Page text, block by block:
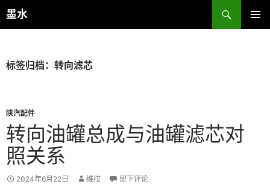
跳
至
墨水
搜
索
标签归档：转向滤芯
陕汽配件
转向油罐总成与油罐滤芯对
照关系
2024年6月22日 维拉 留下评论